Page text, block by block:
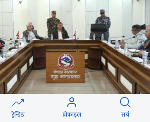
ट्रेन्डिङ प्रोफाइल सर्च